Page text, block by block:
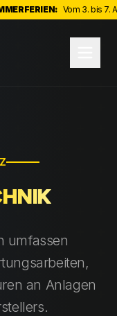
Vom 3. bis 7.
umfassen
an Anlagen